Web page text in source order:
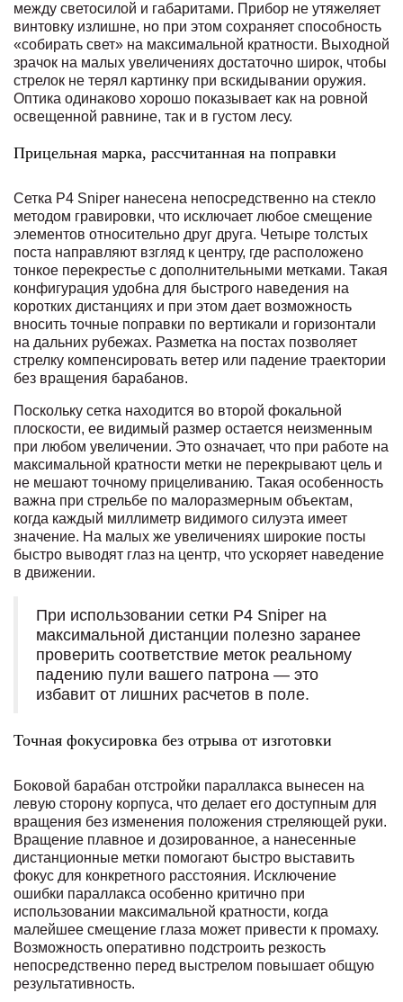
между светосилой и габаритами. Прибор не утяжеляет
винтовку излишне, но при этом сохраняет способность
«собирать свет» на максимальной кратности. Выходной
зрачок на малых увеличениях достаточно широк, чтобы
стрелок не терял картинку при вскидывании оружия.
Оптика одинаково хорошо показывает как на ровной
освещенной равнине, так и в густом лесу.
Прицельная марка, рассчитанная на поправки
Сетка P4 Sniper нанесена непосредственно на стекло
методом гравировки, что исключает любое смещение
элементов относительно друг друга. Четыре толстых
поста направляют взгляд к центру, где расположено
тонкое перекрестье с дополнительными метками. Такая
конфигурация удобна для быстрого наведения на
коротких дистанциях и при этом дает возможность
вносить точные поправки по вертикали и горизонтали
на дальних рубежах. Разметка на постах позволяет
стрелку компенсировать ветер или падение траектории
без вращения барабанов.
Поскольку сетка находится во второй фокальной
плоскости, ее видимый размер остается неизменным
при любом увеличении. Это означает, что при работе на
максимальной кратности метки не перекрывают цель и
не мешают точному прицеливанию. Такая особенность
важна при стрельбе по малоразмерным объектам,
когда каждый миллиметр видимого силуэта имеет
значение. На малых же увеличениях широкие посты
быстро выводят глаз на центр, что ускоряет наведение
в движении.
При использовании сетки P4 Sniper на
максимальной дистанции полезно заранее
проверить соответствие меток реальному
падению пули вашего патрона — это
избавит от лишних расчетов в поле.
Точная фокусировка без отрыва от изготовки
Боковой барабан отстройки параллакса вынесен на
левую сторону корпуса, что делает его доступным для
вращения без изменения положения стреляющей руки.
Вращение плавное и дозированное, а нанесенные
дистанционные метки помогают быстро выставить
фокус для конкретного расстояния. Исключение
ошибки параллакса особенно критично при
использовании максимальной кратности, когда
малейшее смещение глаза может привести к промаху.
Возможность оперативно подстроить резкость
непосредственно перед выстрелом повышает общую
результативность.